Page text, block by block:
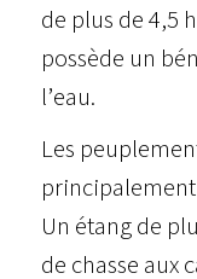
de plus de 4,5
possède un
l’eau.
Les
Un étang de
de chasse aux